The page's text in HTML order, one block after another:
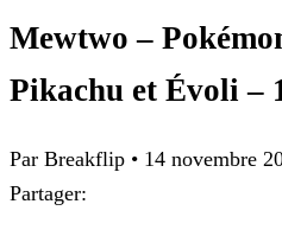
Mewtwo –
Pikachu et Évoli –
Par Breakflip • 14 novembre
Partager: